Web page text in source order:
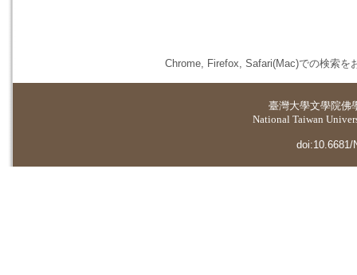
Chrome, Firefox, Safari(Mac)での検索を
臺灣大學文學院佛
National Taiwan
doi:10.6681/